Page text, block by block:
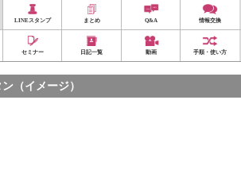
LINEスタンプ まとめ Q&A 情報交換
セミナー 日記一覧 動画 手順・使い方
（イメージ）